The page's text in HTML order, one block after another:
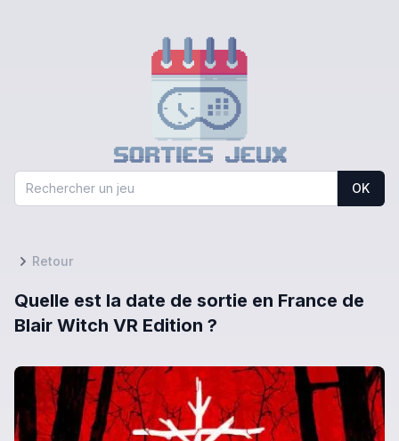
OK
Retour
Quelle est la date de sortie en France de
Blair Witch VR Edition ?